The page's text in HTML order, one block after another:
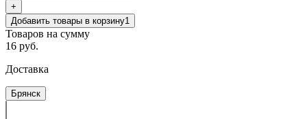
+
Добавить товары в корзину1
Товаров на сумму
16 руб.
Доставка
Брянск